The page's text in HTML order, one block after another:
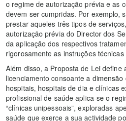
o regime de autorização prévia e as
devem ser cumpridas. Por exemplo,
prestar aqueles três tipos de
autorização prévia do Director dos
da aplicação dos respectivos
rigorosamente as instruções
Além disso, a Proposta de Lei define
licenciamento consoante a
hospitais, hospitais de dia e clínicas
profissional de saúde aplica-se o
“clínicas unipessoais”, exploradas
saúde que exerce a sua actividade